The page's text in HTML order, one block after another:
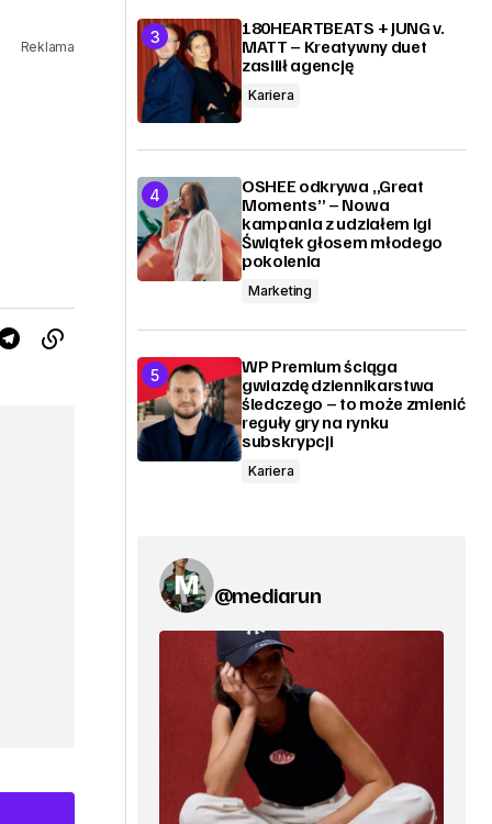
Reklama
180HEARTBEATS + JUNG v.
MATT – Kreatywny duet
zasilił agencję
Kariera
OSHEE odkrywa „Great
Moments” – Nowa
kampania z udziałem Igi
Świątek głosem młodego
pokolenia
Marketing
WP Premium ściąga
gwiazdę dziennikarstwa
śledczego – to może zmienić
reguły gry na rynku
subskrypcji
Kariera
@mediarun